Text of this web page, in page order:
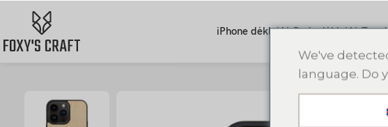
iPhone dėklaiAirPods dėklaiAirTag
We've
language. Do